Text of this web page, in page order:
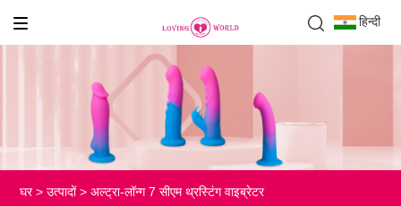
हिन्दी
घर > उत्पादों > अल्ट्रा-लॉन्ग 7 सीएम थ्रस्टिंग वाइब्रेटर